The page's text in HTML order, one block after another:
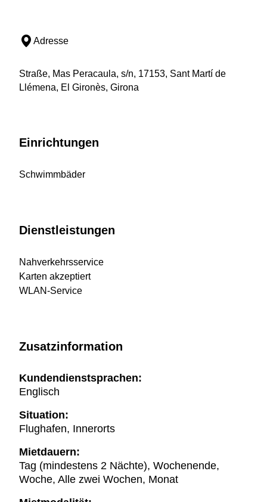
Adresse
Straße, Mas Peracaula, s/n, 17153, Sant Martí de
Llémena, El Gironès, Girona
Einrichtungen
Schwimmbäder
Dienstleistungen
Nahverkehrsservice
Karten akzeptiert
WLAN-Service
Zusatzinformation
Kundendienstsprachen:
Englisch
Situation:
Flughafen, Innerorts
Mietdauern:
Tag (mindestens 2 Nächte), Wochenende,
Woche, Alle zwei Wochen, Monat